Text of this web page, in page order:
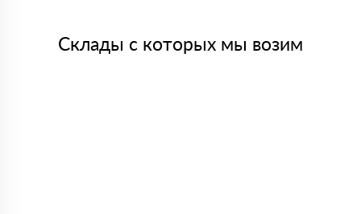
Склады с которых мы возим